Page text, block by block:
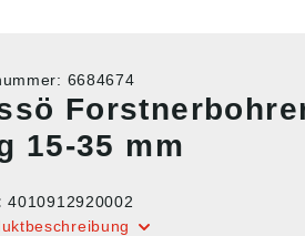
6684674
15-35 mm
4010912920002